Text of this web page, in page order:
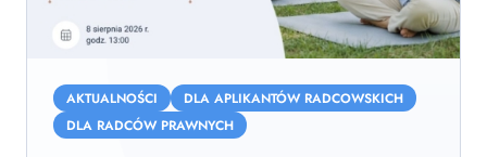
warsztaty
AKTUALNOŚCI
DLA APLIKANTÓW RADCOWSKICH
DLA RADCÓW PRAWNYCH